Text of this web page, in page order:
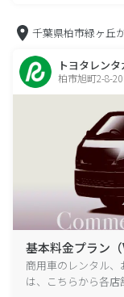
千葉県柏市緑ヶ丘
トヨタレン
柏市旭町2-8-20
基本料金プラン（
商用車のレンタル
は、こちらから各店